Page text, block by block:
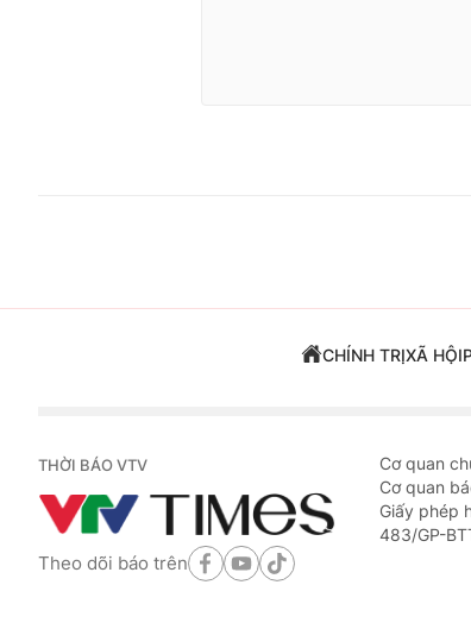
CHÍNH TRỊXÃ HỘI
THỜI BÁO VTV
Theo dõi báo trên
Cơ quan
Cơ quan
Giấy phép
483/GP-